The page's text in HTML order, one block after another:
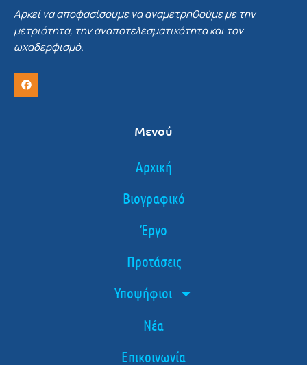
Αρκεί να αποφασίσουμε να αναμετρηθούμε με την
μετριότητα, την αναποτελεσματικότητα και τον
ωχαδερφισμό.
Μενού
Αρχική
Βιογραφικό
Έργο
Προτάσεις
Υποψήφιοι
Νέα
Επικοινωνία